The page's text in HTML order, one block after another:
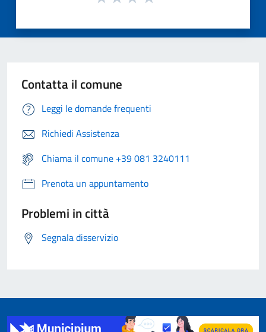
Contatta il comune
Leggi le domande frequenti
Richiedi Assistenza
Chiama il comune +39 081 3240111
Prenota un appuntamento
Problemi in città
Segnala disservizio